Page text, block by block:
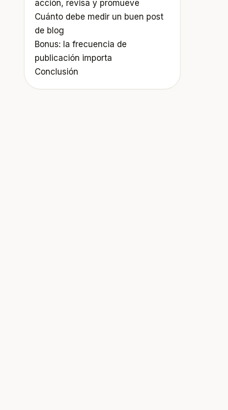
acción, revisa y promueve
Cuánto debe medir un buen post
de blog
Bonus: la frecuencia de
publicación importa
Conclusión